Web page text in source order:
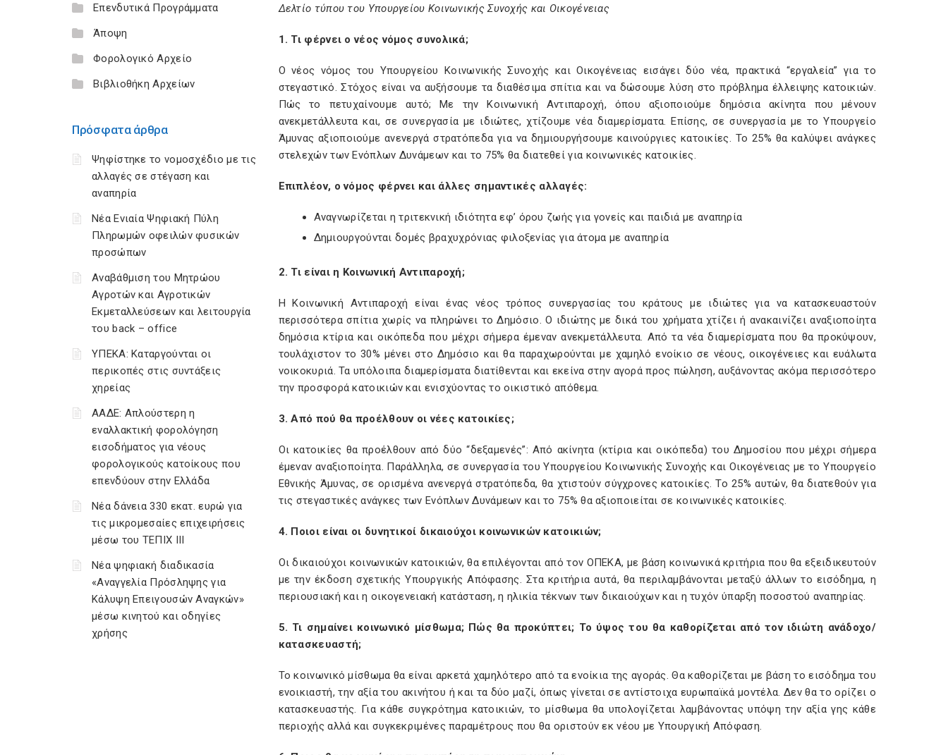
Επενδυτικά Προγράμματα
Άποψη
Φορολογικό Αρχείο
Βιβλιοθήκη Αρχείων
Πρόσφατα άρθρα
Ψηφίστηκε το νομοσχέδιο με τις
αλλαγές σε στέγαση και
αναπηρία
Νέα Ενιαία Ψηφιακή Πύλη
Πληρωμών οφειλών φυσικών
προσώπων
Αναβάθμιση του Μητρώου
Αγροτών και Αγροτικών
Εκμεταλλεύσεων και λειτουργία
του back – office
ΥΠΕΚΑ: Καταργούνται οι
περικοπές στις συντάξεις
χηρείας
ΑΑΔΕ: Απλούστερη η
εναλλακτική φορολόγηση
εισοδήματος για νέους
φορολογικούς κατοίκους που
επενδύουν στην Ελλάδα
Νέα δάνεια 330 εκατ. ευρώ για
τις μικρομεσαίες επιχειρήσεις
μέσω του ΤΕΠΙΧ ΙΙΙ
Νέα ψηφιακή διαδικασία
«Αναγγελία Πρόσληψης για
Κάλυψη Επειγουσών Αναγκών»
μέσω κινητού και οδηγίες
χρήσης
Δελτίο τύπου του Υπουργείου Κοινωνικής Συνοχής και Οικογένειας
1. Τι φέρνει ο νέος νόμος συνολικά;
Ο νέος νόμος του Υπουργείου Κοινωνικής Συνοχής και Οικογένειας εισάγει δύο νέα, πρακτικά “εργαλεία” για το
στεγαστικό. Στόχος είναι να αυξήσουμε τα διαθέσιμα σπίτια και να δώσουμε λύση στο πρόβλημα έλλειψης κατοικιών.
Πώς το πετυχαίνουμε αυτό; Με την Κοινωνική Αντιπαροχή, όπου αξιοποιούμε δημόσια ακίνητα που μένουν
ανεκμετάλλευτα και, σε συνεργασία με ιδιώτες, χτίζουμε νέα διαμερίσματα. Επίσης, σε συνεργασία με το Υπουργείο
Άμυνας αξιοποιούμε ανενεργά στρατόπεδα για να δημιουργήσουμε καινούργιες κατοικίες. Το 25% θα καλύψει ανάγκες
στελεχών των Ενόπλων Δυνάμεων και το 75% θα διατεθεί για κοινωνικές κατοικίες.
Επιπλέον, ο νόμος φέρνει και άλλες σημαντικές αλλαγές:
Αναγνωρίζεται η τριτεκνική ιδιότητα εφ’ όρου ζωής για γονείς και παιδιά με αναπηρία
Δημιουργούνται δομές βραχυχρόνιας φιλοξενίας για άτομα με αναπηρία
2. Τι είναι η Κοινωνική Αντιπαροχή;
Η Κοινωνική Αντιπαροχή είναι ένας νέος τρόπος συνεργασίας του κράτους με ιδιώτες για να κατασκευαστούν
περισσότερα σπίτια χωρίς να πληρώνει το Δημόσιο. Ο ιδιώτης με δικά του χρήματα χτίζει ή ανακαινίζει αναξιοποίητα
δημόσια κτίρια και οικόπεδα που μέχρι σήμερα έμεναν ανεκμετάλλευτα. Από τα νέα διαμερίσματα που θα προκύψουν,
τουλάχιστον το 30% μένει στο Δημόσιο και θα παραχωρούνται με χαμηλό ενοίκιο σε νέους, οικογένειες και ευάλωτα
νοικοκυριά. Τα υπόλοιπα διαμερίσματα διατίθενται και εκείνα στην αγορά προς πώληση, αυξάνοντας ακόμα περισσότερο
την προσφορά κατοικιών και ενισχύοντας το οικιστικό απόθεμα.
3. Από πού θα προέλθουν οι νέες κατοικίες;
Οι κατοικίες θα προέλθουν από δύο “δεξαμενές”: Από ακίνητα (κτίρια και οικόπεδα) του Δημοσίου που μέχρι σήμερα
έμεναν αναξιοποίητα. Παράλληλα, σε συνεργασία του Υπουργείου Κοινωνικής Συνοχής και Οικογένειας με το Υπουργείο
Εθνικής Άμυνας, σε ορισμένα ανενεργά στρατόπεδα, θα χτιστούν σύγχρονες κατοικίες. Το 25% αυτών, θα διατεθούν για
τις στεγαστικές ανάγκες των Ενόπλων Δυνάμεων και το 75% θα αξιοποιείται σε κοινωνικές κατοικίες.
4. Ποιοι είναι οι δυνητικοί δικαιούχοι κοινωνικών κατοικιών;
Οι δικαιούχοι κοινωνικών κατοικιών, θα επιλέγονται από τον ΟΠΕΚΑ, με βάση κοινωνικά κριτήρια που θα εξειδικευτούν
με την έκδοση σχετικής Υπουργικής Απόφασης. Στα κριτήρια αυτά, θα περιλαμβάνονται μεταξύ άλλων το εισόδημα, η
περιουσιακή και η οικογενειακή κατάσταση, η ηλικία τέκνων των δικαιούχων και η τυχόν ύπαρξη ποσοστού αναπηρίας.
5. Τι σημαίνει κοινωνικό μίσθωμα; Πώς θα προκύπτει; Το ύψος του θα καθορίζεται από τον ιδιώτη ανάδοχο/
κατασκευαστή;
Το κοινωνικό μίσθωμα θα είναι αρκετά χαμηλότερο από τα ενοίκια της αγοράς. Θα καθορίζεται με βάση το εισόδημα του
ενοικιαστή, την αξία του ακινήτου ή και τα δύο μαζί, όπως γίνεται σε αντίστοιχα ευρωπαϊκά μοντέλα. Δεν θα το ορίζει ο
κατασκευαστής. Για κάθε συγκρότημα κατοικιών, το μίσθωμα θα υπολογίζεται λαμβάνοντας υπόψη την αξία γης κάθε
περιοχής αλλά και συγκεκριμένες παραμέτρους που θα οριστούν εκ νέου με Υπουργική Απόφαση.